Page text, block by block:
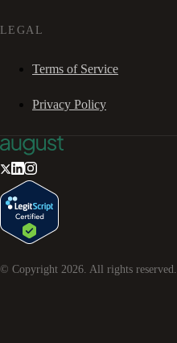
LEGAL
Terms of Service
Privacy Policy
© Copyright 2026. All rights reserved.